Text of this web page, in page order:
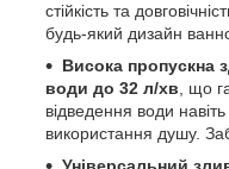
стійкість та
будь-який дизайн
Висока пропускна
води до 32 л/хв , що
відведення води
використання душу.